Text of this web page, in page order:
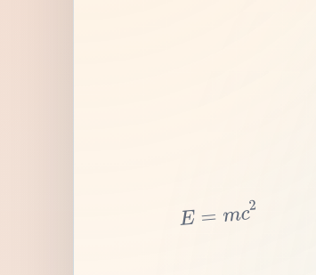
E= 2